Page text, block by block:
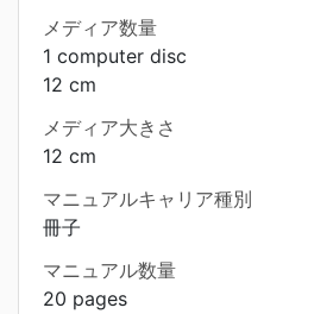
メディア数量
1 computer disc
12 cm
メディア大きさ
12 cm
マニュアルキャリア種別
冊子
マニュアル数量
20 pages